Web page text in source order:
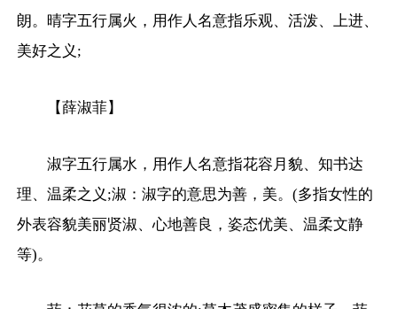
朗。晴字五行属火，用作人名意指乐观、活泼、上进、
美好之义;
【薛淑菲】
淑字五行属水，用作人名意指花容月貌、知书达
理、温柔之义;淑：淑字的意思为善，美。(多指女性的
外表容貌美丽贤淑、心地善良，姿态优美、温柔文静
等)。